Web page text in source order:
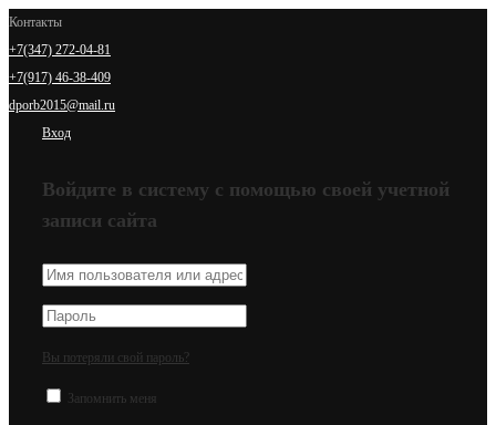
Контакты
+7(347) 272-04-81
+7(917) 46-38-409
dporb2015@mail.ru
Вход
Войдите в систему с помощью своей учетной
записи сайта
Вы потеряли свой пароль?
Запомнить меня